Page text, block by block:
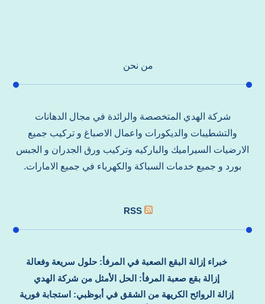
من نحن
شركة الهدي المتخصصة والرائدة في مجال الدهانات
والتشطيبات والديكورات واعمال الاصباغ و تركيب جميع
الارضيات السيراميك والباركيه وتركيب ورق الجدران و الجبس
بورد و جميع خدمات السباكة والكهرباء في جميع الامارات.
RSS
خبراء إزالة البقع الصعبة في المرفأ: حلول سريعة وفعالة
إزالة بقع صعبة المرفأ: الحل الأمثل من شركة الهدي
إزالة الروائح الكريهة من الشقق في أبوظبي: استجابة فورية